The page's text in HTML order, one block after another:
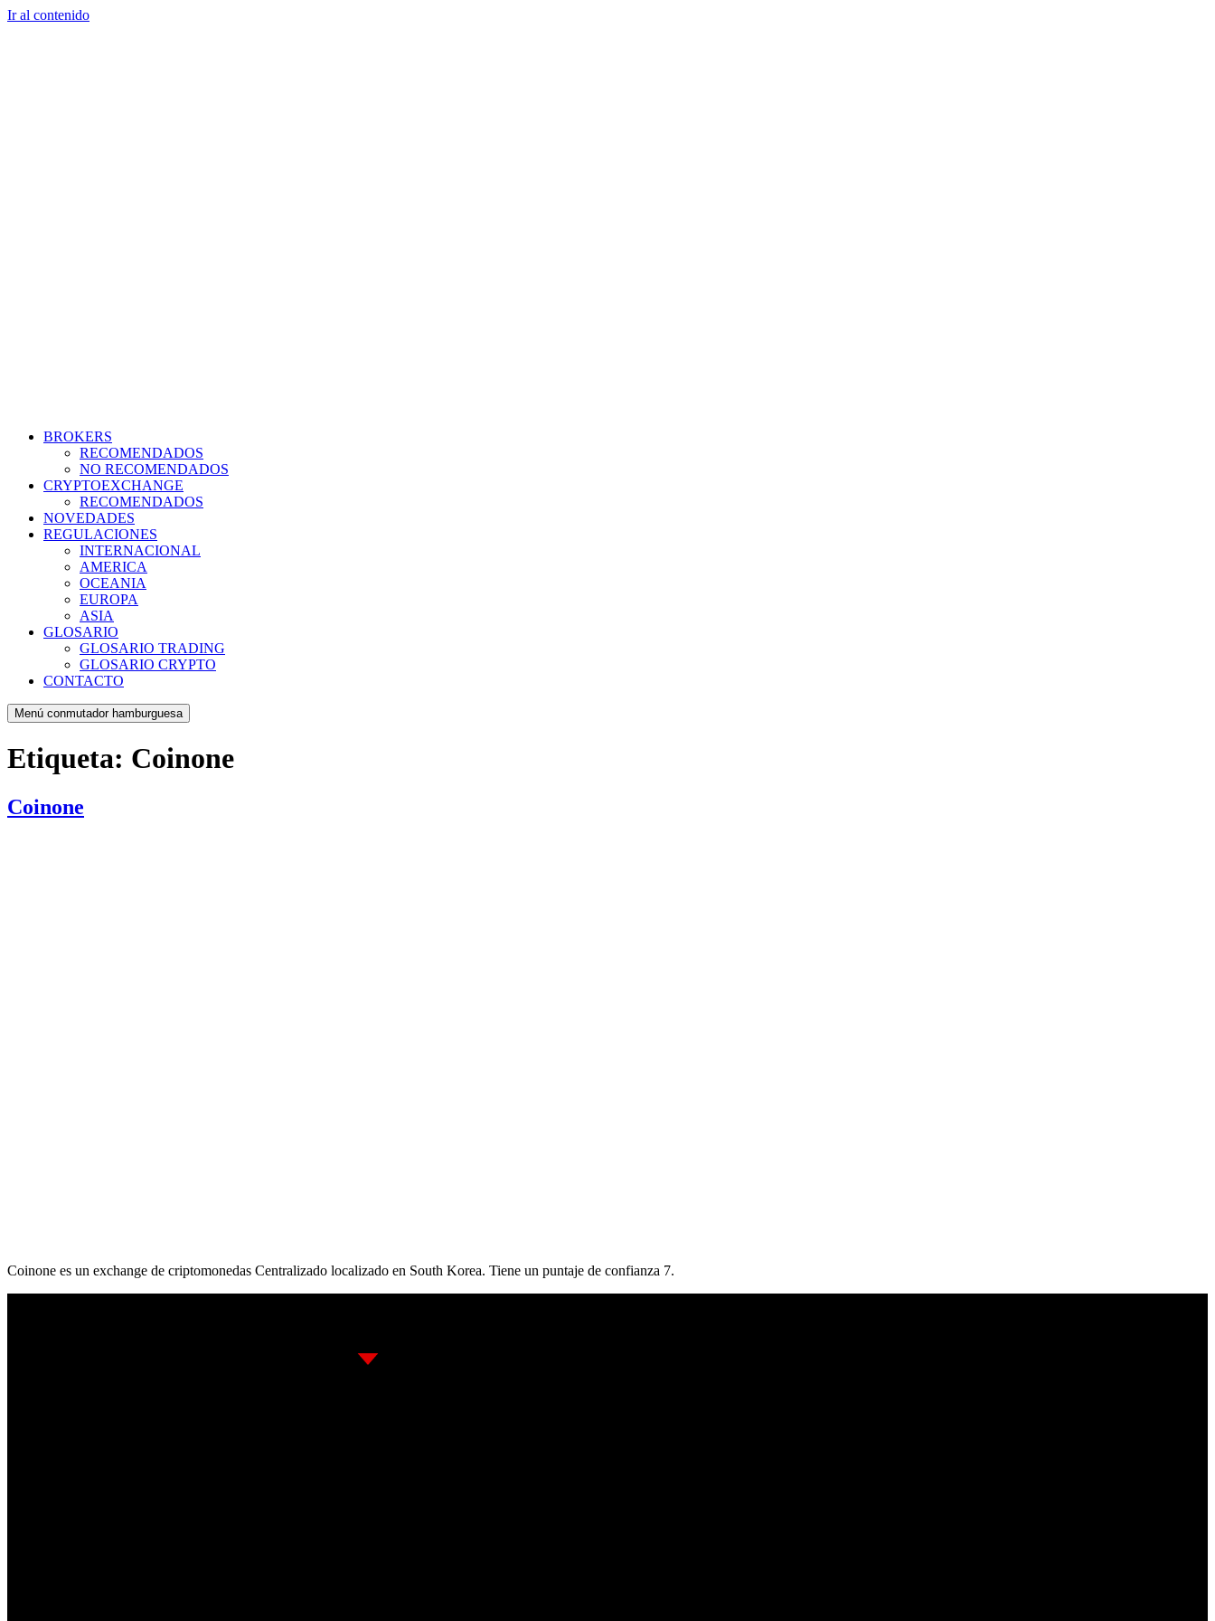
Ir al contenido
BROKERS
RECOMENDADOS
NO RECOMENDADOS
CRYPTOEXCHANGE
RECOMENDADOS
NOVEDADES
REGULACIONES
INTERNACIONAL
AMERICA
OCEANIA
EUROPA
ASIA
GLOSARIO
GLOSARIO TRADING
GLOSARIO CRYPTO
CONTACTO
Menú conmutador hamburguesa
Etiqueta: Coinone
Coinone
Coinone es un exchange de criptomonedas Centralizado localizado en South Korea. Tiene un puntaje de confianza 7.